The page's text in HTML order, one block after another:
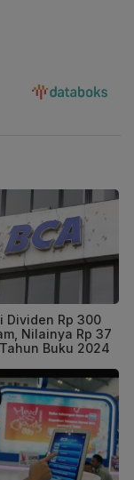
Dividen Rp 300
Nilainya Rp 37
Buku 2024